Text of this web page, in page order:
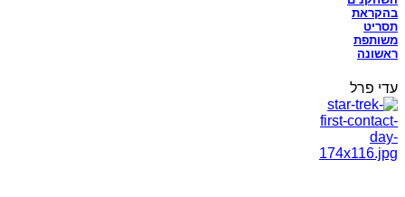
בהקראת
תסריט
משותפת
ראשונה
עדי פרל